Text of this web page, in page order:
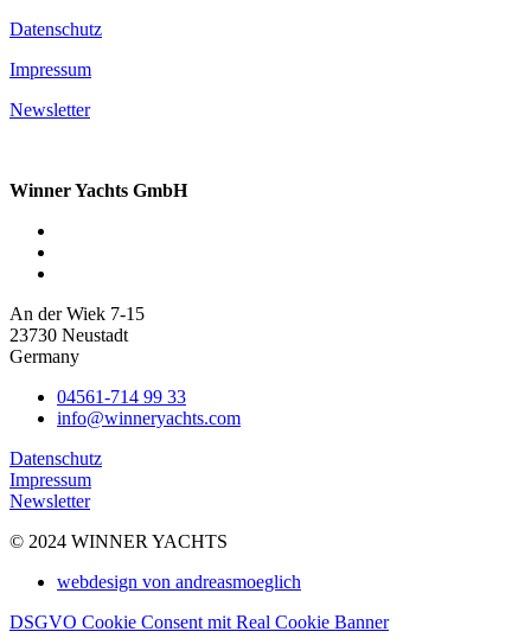
Datenschutz
Impressum
Newsletter
Winner Yachts GmbH
An der Wiek 7-15
23730 Neustadt
Germany
04561-714 99 33
info@winneryachts.com
Datenschutz
Impressum
Newsletter
© 2024 WINNER YACHTS
webdesign von andreasmoeglich
DSGVO Cookie Consent mit Real Cookie Banner